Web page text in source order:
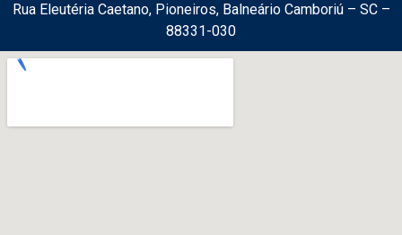
Rua Eleutéria Caetano, Pioneiros, Balneário Camboriú – SC –
88331-030